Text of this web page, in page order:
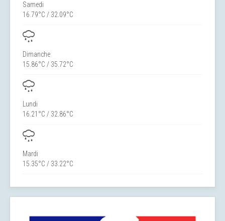
Samedi
16.79°C / 32.09°C
Dimanche
15.86°C / 35.72°C
Lundi
16.21°C / 32.86°C
Mardi
15.35°C / 33.22°C